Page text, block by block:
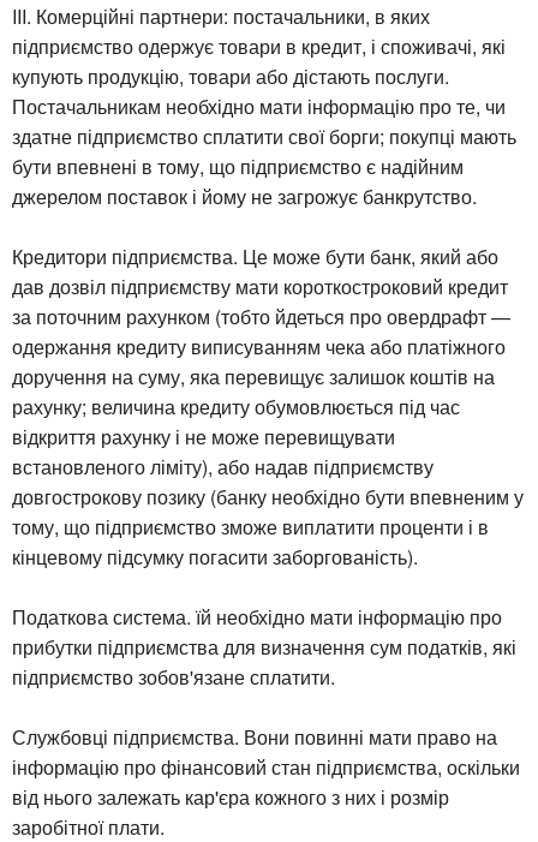
III. Комерційні партнери: постачальники, в яких
підприємство одержує товари в кредит, і споживачі, які
купують продукцію, товари або дістають послуги.
Постачальникам необхідно мати інформацію про те, чи
здатне підприємство сплатити свої борги; покупці мають
бути впевнені в тому, що підприємство є надійним
джерелом поставок і йому не загрожує банкрутство.
Кредитори підприємства. Це може бути банк, який або
дав дозвіл підприємству мати короткостроковий кредит
за поточним рахунком (тобто йдеться про овердрафт —
одержання кредиту виписуванням чека або платіжного
доручення на суму, яка перевищує залишок коштів на
рахунку; величина кредиту обумовлюється під час
відкриття рахунку і не може перевищувати
встановленого ліміту), або надав підприємству
довгострокову позику (банку необхідно бути впевненим у
тому, що підприємство зможе виплатити проценти і в
кінцевому підсумку погасити заборгованість).
Податкова система. їй необхідно мати інформацію про
прибутки підприємства для визначення сум податків, які
підприємство зобов'язане сплатити.
Службовці підприємства. Вони повинні мати право на
інформацію про фінансовий стан підприємства, оскільки
від нього залежать кар'єра кожного з них і розмір
заробітної плати.